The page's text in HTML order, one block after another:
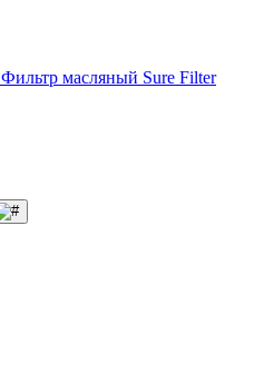
Фильтр масляный Sure Filter